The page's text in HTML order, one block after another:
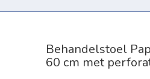
Behandelstoel
60 cm met